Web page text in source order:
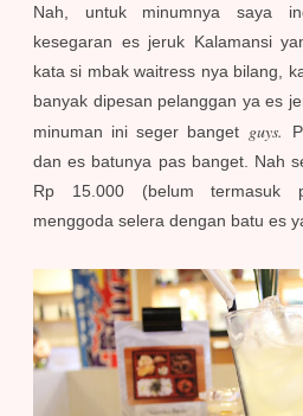
Nah, untuk minumnya saya
kesegaran es jeruk Kalamansi
kata si mbak waitress nya bilang,
banyak dipesan pelanggan ya es
minuman ini seger banget guys.
dan es batunya pas banget. Nah
Rp 15.000 (belum termasuk
menggoda selera dengan batu es